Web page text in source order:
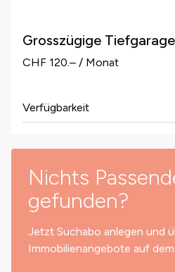
Grosszügige
CHF 120.– / Monat
Verfügbarkeit
Nichts
gefunden?
Jetzt Suchabo anlegen und
Immobilienangebote auf